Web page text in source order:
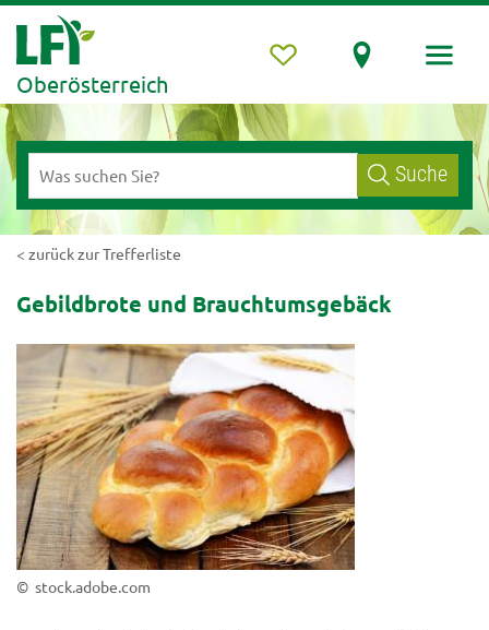
Oberösterreich
Suche
< zurück zur Trefferliste
Gebildbrote und Brauchtumsgebäck
© stock.adobe.com